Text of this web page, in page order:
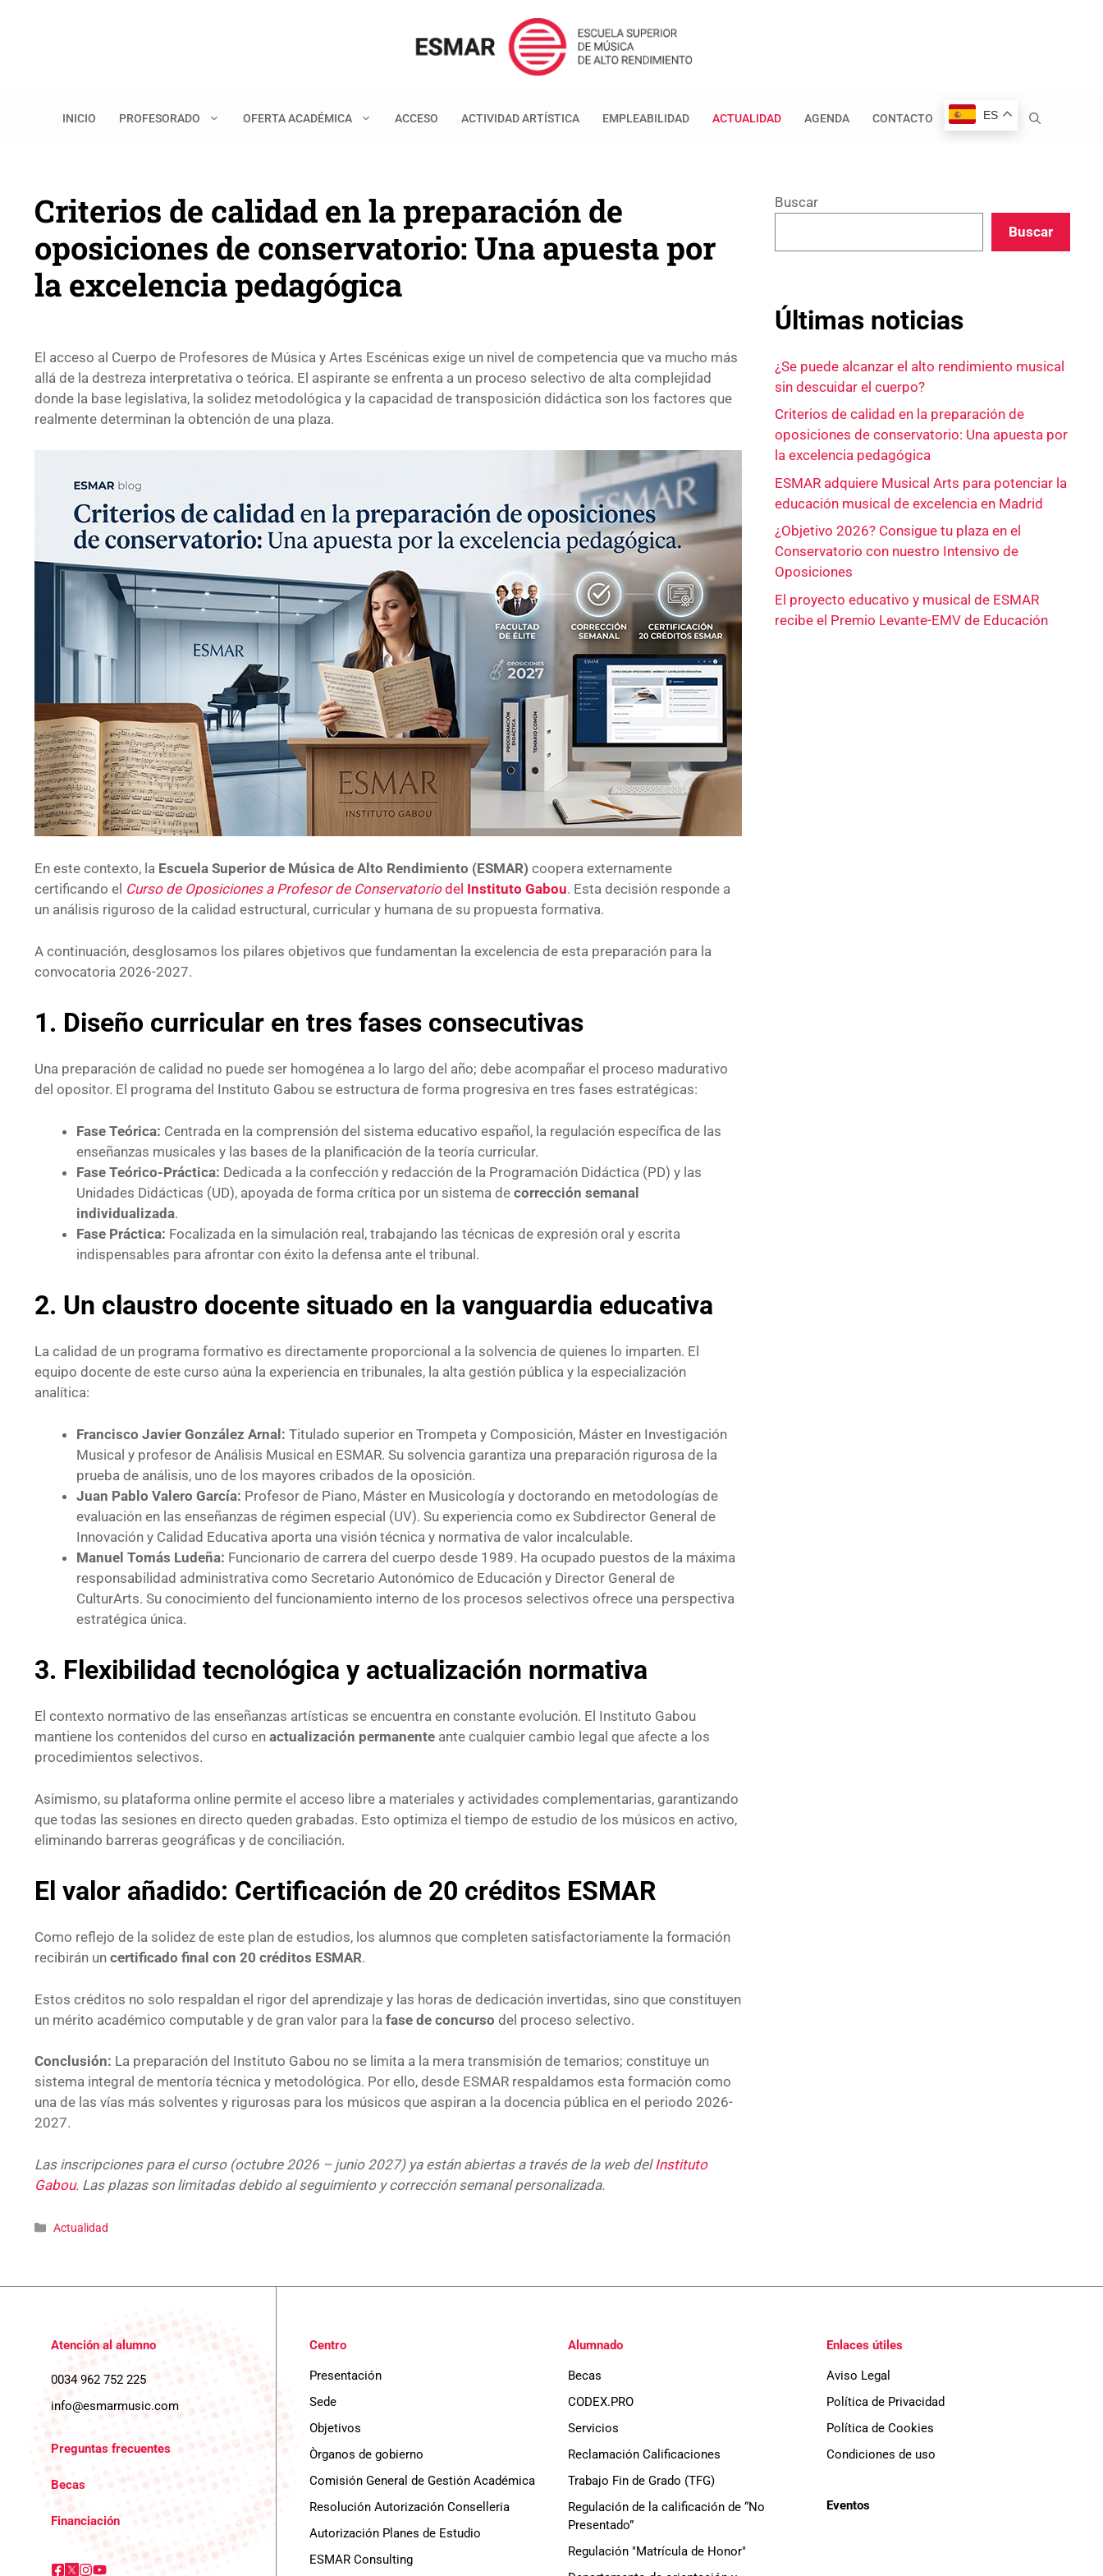
INICIO PROFESORADO OFERTA ACADÉMICA ACCESO ACTIVIDAD ARTÍSTICA EMPLEABILIDAD ACTUALIDAD AGENDA CONTACTO ES
Criterios de calidad en la preparación de
oposiciones de conservatorio: Una apuesta por
la excelencia pedagógica
El acceso al Cuerpo de Profesores de Música y Artes Escénicas exige un nivel de competencia que va mucho más
allá de la destreza interpretativa o teórica. El aspirante se enfrenta a un proceso selectivo de alta complejidad
donde la base legislativa, la solidez metodológica y la capacidad de transposición didáctica son los factores que
realmente determinan la obtención de una plaza.
En este contexto, la Escuela Superior de Música de Alto Rendimiento (ESMAR) coopera externamente
certificando el Curso de Oposiciones a Profesor de Conservatoriodel Instituto Gabou. Esta decisión responde a
un análisis riguroso de la calidad estructural, curricular y humana de su propuesta formativa.
A continuación, desglosamos los pilares objetivos que fundamentan la excelencia de esta preparación para la
convocatoria 2026-2027.
1. Diseño curricular en tres fases consecutivas
Una preparación de calidad no puede ser homogénea a lo largo del año; debe acompañar el proceso madurativo
del opositor. El programa del Instituto Gabou se estructura de forma progresiva en tres fases estratégicas:
Fase Teórica: Centrada en la comprensión del sistema educativo español, la regulación específica de las
enseñanzas musicales y las bases de la planificación de la teoría curricular.
Fase Teórico-Práctica: Dedicada a la confección y redacción de la Programación Didáctica (PD) y las
Unidades Didácticas (UD), apoyada de forma crítica por un sistema de corrección semanal
individualizada.
Fase Práctica: Focalizada en la simulación real, trabajando las técnicas de expresión oral y escrita
indispensables para afrontar con éxito la defensa ante el tribunal.
2. Un claustro docente situado en la vanguardia educativa
La calidad de un programa formativo es directamente proporcional a la solvencia de quienes lo imparten. El
equipo docente de este curso aúna la experiencia en tribunales, la alta gestión pública y la especialización
analítica:
Francisco Javier González Arnal: Titulado superior en Trompeta y Composición, Máster en Investigación
Musical y profesor de Análisis Musical en ESMAR. Su solvencia garantiza una preparación rigurosa de la
prueba de análisis, uno de los mayores cribados de la oposición.
Juan Pablo Valero García: Profesor de Piano, Máster en Musicología y doctorando en metodologías de
evaluación en las enseñanzas de régimen especial (UV). Su experiencia como ex Subdirector General de
Innovación y Calidad Educativa aporta una visión técnica y normativa de valor incalculable.
Manuel Tomás Ludeña: Funcionario de carrera del cuerpo desde 1989. Ha ocupado puestos de la máxima
responsabilidad administrativa como Secretario Autonómico de Educación y Director General de
CulturArts. Su conocimiento del funcionamiento interno de los procesos selectivos ofrece una perspectiva
estratégica única.
3. Flexibilidad tecnológica y actualización normativa
El contexto normativo de las enseñanzas artísticas se encuentra en constante evolución. El Instituto Gabou
mantiene los contenidos del curso en actualización permanente ante cualquier cambio legal que afecte a los
procedimientos selectivos.
Asimismo, su plataforma online permite el acceso libre a materiales y actividades complementarias, garantizando
que todas las sesiones en directo queden grabadas. Esto optimiza el tiempo de estudio de los músicos en activo,
eliminando barreras geográficas y de conciliación.
El valor añadido: Certificación de 20 créditos ESMAR
Como reflejo de la solidez de este plan de estudios, los alumnos que completen satisfactoriamente la formación
recibirán un certificado final con 20 créditos ESMAR.
Estos créditos no solo respaldan el rigor del aprendizaje y las horas de dedicación invertidas, sino que constituyen
un mérito académico computable y de gran valor para la fase de concurso del proceso selectivo.
Conclusión: La preparación del Instituto Gabou no se limita a la mera transmisión de temarios; constituye un
sistema integral de mentoría técnica y metodológica. Por ello, desde ESMAR respaldamos esta formación como
una de las vías más solventes y rigurosas para los músicos que aspiran a la docencia pública en el periodo 2026-
2027.
Las inscripciones para el curso (octubre 2026 – junio 2027) ya están abiertas a través de la web delInstituto
Gabou. Las plazas son limitadas debido al seguimiento y corrección semanal personalizada.
Categorías
Actualidad
Buscar
Buscar
Últimas noticias
¿Se puede alcanzar el alto rendimiento musical
sin descuidar el cuerpo?
Criterios de calidad en la preparación de
oposiciones de conservatorio: Una apuesta por
la excelencia pedagógica
ESMAR adquiere Musical Arts para potenciar la
educación musical de excelencia en Madrid
¿Objetivo 2026? Consigue tu plaza en el
Conservatorio con nuestro Intensivo de
Oposiciones
El proyecto educativo y musical de ESMAR
recibe el Premio Levante-EMV de Educación
Atención al alumno
0034 962 752 225
info@esmarmusic.com
Preguntas frecuentes
Becas
Financiación
Centro
Presentación
Sede
Objetivos
Òrganos de gobierno
Comisión General de Gestión Académica
Resolución Autorización Conselleria
Autorización Planes de Estudio
ESMAR Consulting
Alumnado
Becas
CODEX.PRO
Servicios
Reclamación Calificaciones
Trabajo Fin de Grado (TFG)
Regulación de la calificación de “No
Presentado”
Regulación "Matrícula de Honor"
Enlaces útiles
Aviso Legal
Política de Privacidad
Política de Cookies
Condiciones de uso
Eventos